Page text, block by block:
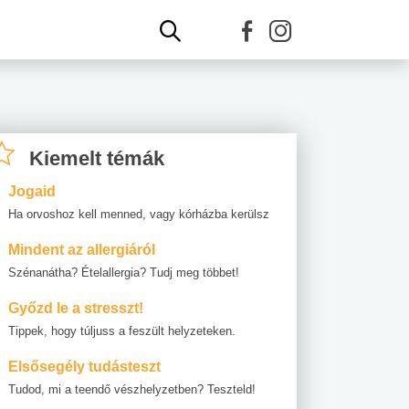
Kiemelt témák
Jogaid
Ha orvoshoz kell menned, vagy kórházba kerülsz
Mindent az allergiáról
Szénanátha? Ételallergia? Tudj meg többet!
Győzd le a stresszt!
Tippek, hogy túljuss a feszült helyzeteken.
Elsősegély tudásteszt
Tudod, mi a teendő vészhelyzetben? Teszteld!